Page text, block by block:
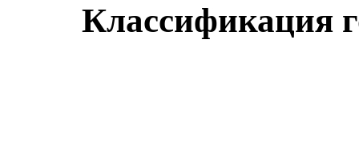
Классификация